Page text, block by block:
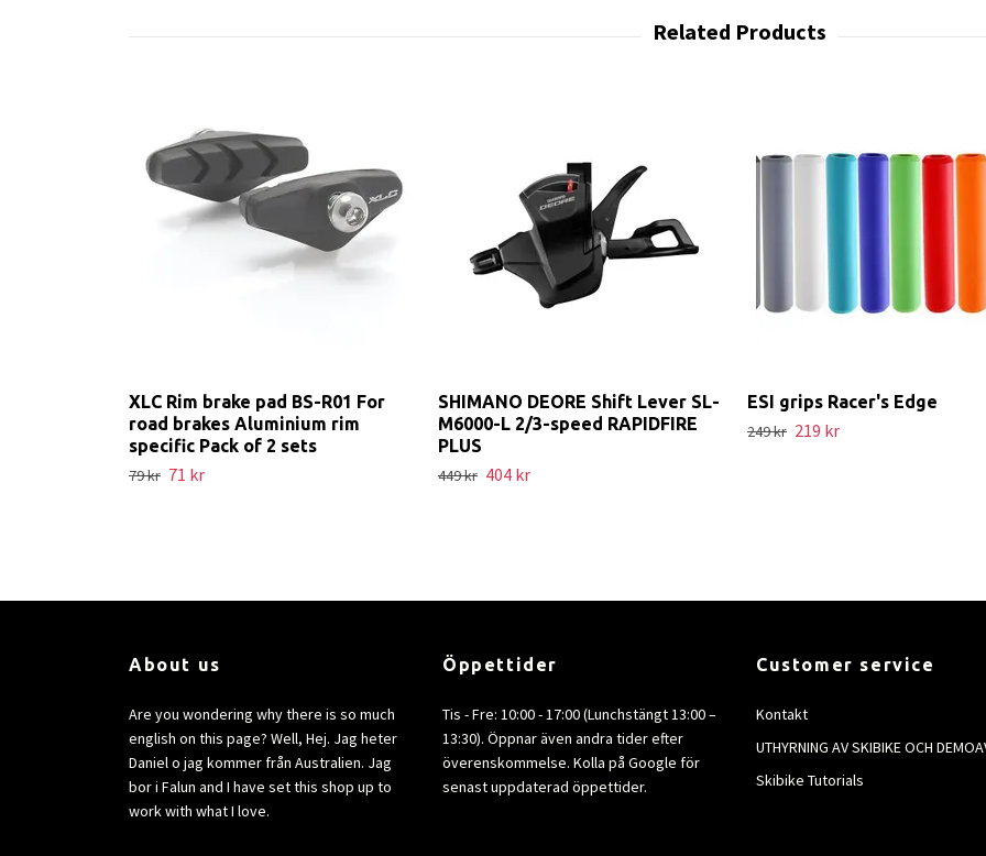
XLC Rim brake pad BS-R01 For
road brakes Aluminium rim
specific Pack of 2 sets
79 kr 71 kr
SHIMANO DEORE Shift Lever SL-
M6000-L 2/3-speed RAPIDFIRE
PLUS
449 kr 404 kr
ESI grips Racer's Edge
249 kr 219 kr
About us
Are you wondering why there is so much
english on this page? Well, Hej. Jag heter
Daniel o jag kommer från Australien. Jag
bor i Falun and I have set this shop up to
work with what I love.
Öppettider
Tis - Fre: 10:00 - 17:00 (Lunchstängt 13:00 –
13:30). Öppnar även andra tider efter
överenskommelse. Kolla på Google för
senast uppdaterad öppettider.
Customer service
Kontakt
UTHYRNING AV SKIBIKE OCH
Skibike Tutorials